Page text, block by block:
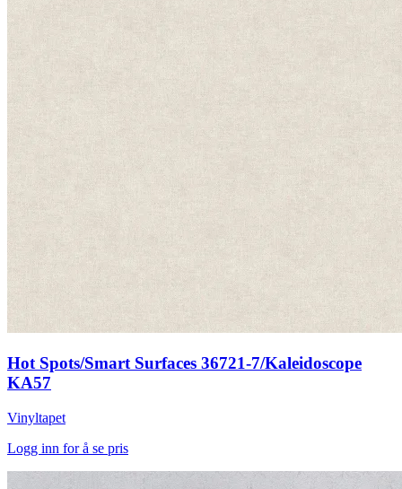
Hot Spots/Smart Surfaces 36721-7/Kaleidoscope
KA57
Vinyltapet
Logg inn for å se pris